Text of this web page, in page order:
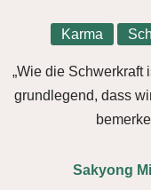
Karma
„Wie die Schwerkraft
grundlegend, dass
Sakyong